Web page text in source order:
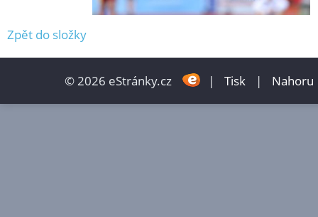
Zpět do složky
© 2026 eStránky.cz | Tisk | Nahoru